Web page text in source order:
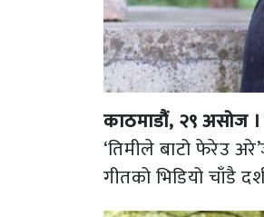
काठमाडौं, २९ असोज ।
‘तिमीले बाटो फेरेउ
गीतको भिडियो चाँडै